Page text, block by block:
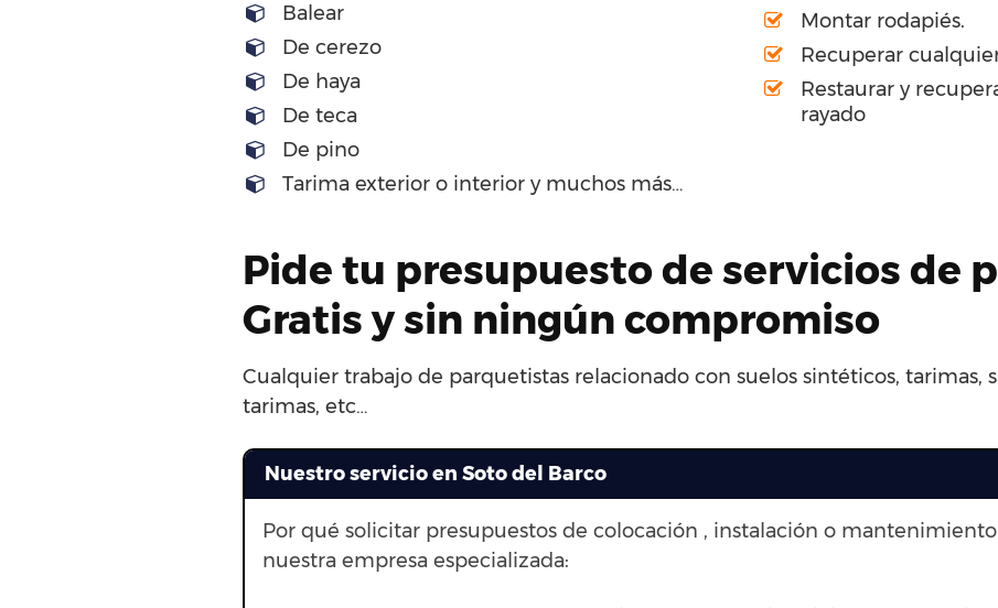
Balear
De cerezo
De haya
De teca
De pino
Tarima exterior o interior y muchos más…
Montar rodapiés.
Recuperar
Restaurar y
rayado
Pide tu presupuesto de servicios de
Gratis y sin ningún compromiso
Cualquier trabajo de parquetistas relacionado con suelos sintéticos, tarimas,
tarimas, etc…
Nuestro servicio en Soto del Barco
Por qué solicitar presupuestos de colocación , instalación o
nuestra empresa especializada: